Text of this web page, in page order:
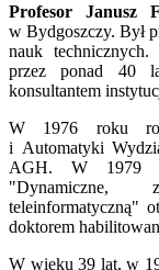
Profesor Janusz
w Bydgoszczy. Był
nauk technicznych.
przez ponad 40
konsultantem
W 1976 roku
i Automatyki
AGH. W 1979
"Dynamiczne,
teleinformatyczną"
doktorem
W wieku 39 lat, w